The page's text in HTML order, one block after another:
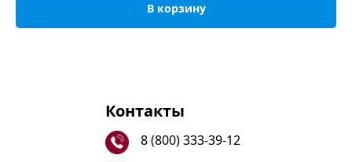
В корзину
Контакты
8 (800) 333-39-12